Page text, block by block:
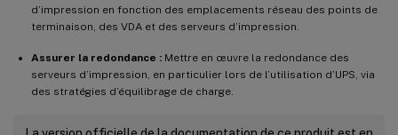
d’impression en fonction des emplacements réseau des points de
terminaison, des VDA et des serveurs d’impression.
Assurer la redondance : Mettre en œuvre la redondance des
serveurs d’impression, en particulier lors de l’utilisation d’UPS, via
des stratégies d’équilibrage de charge.